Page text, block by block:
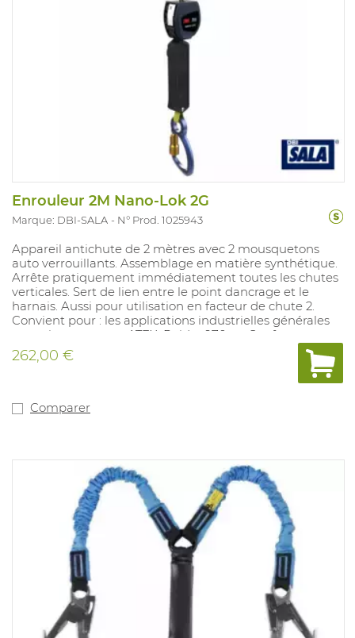
Enrouleur 2M Nano-Lok 2G
Marque: DBI-SALA N° Prod. 1025943
Appareil antichute de 2 mètres avec 2 mousquetons
auto verrouillants. Assemblage en matière synthétique.
Arrête pratiquement immédiatement toutes les chutes
verticales. Sert de lien entre le point dancrage et le
harnais. Aussi pour utilisation en facteur de chute 2.
Convient pour : les applications industrielles générales
et environnements ATEX. Poids : 970 gr. Conforme aux
normes : EN360.
262,00 €
Comparer